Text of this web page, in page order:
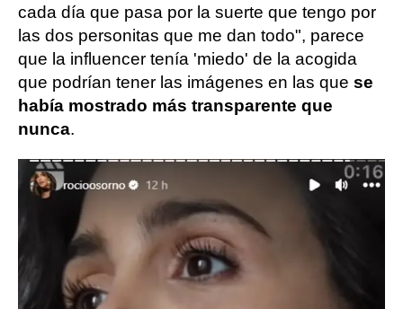
cada día que pasa por la suerte que tengo por
las dos personitas que me dan todo", parece
que la influencer tenía 'miedo' de la acogida
que podrían tener las imágenes en las que se
había mostrado más transparente que
nunca.